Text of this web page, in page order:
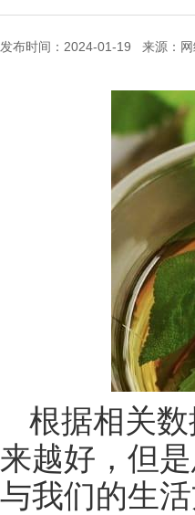
发布时间：2024-01-19 来源：
根据相关
来越好，但
与我们的生